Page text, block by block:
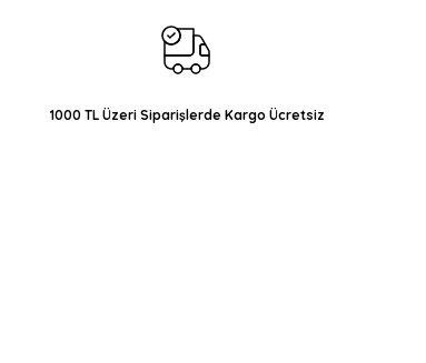
Ürün fiyatı diğer sitelerden daha pahalı.
Bu ürüne benzer farklı alternatifler olmalı.
1000 TL Üzeri Siparişlerde Kargo Ücretsiz